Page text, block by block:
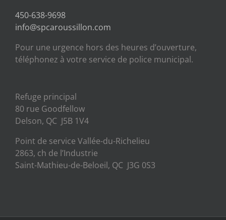
450-638-9698
info@spcaroussillon.com
Pour une urgence hors des heures d’ouverture,
téléphonez à votre service de police municipal.
Refuge principal
80 rue Goodfellow
Delson, QC J5B 1V4
Point de service Vallée-du-Richelieu
2863, ch de l’Industrie
Saint-Mathieu-de-Beloeil, QC J3G 0S3